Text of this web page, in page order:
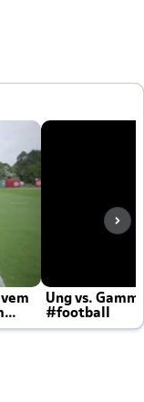
Ung vs.
#football